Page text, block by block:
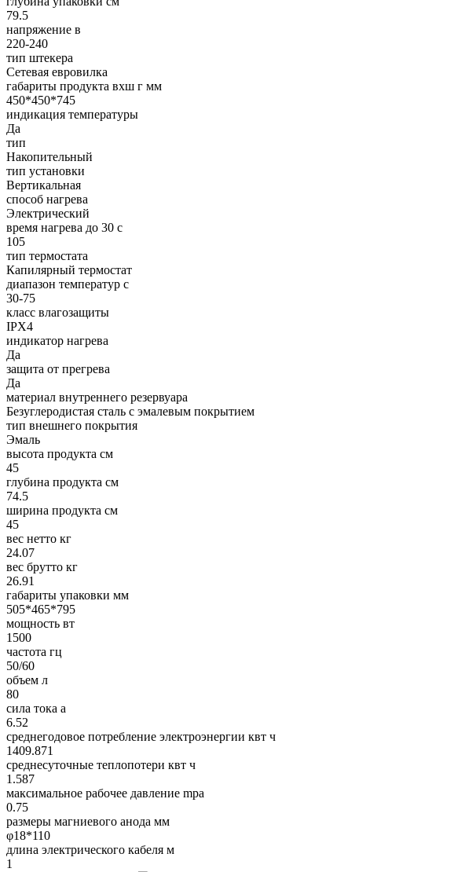
79.5
напряжение в
220-240
тип штекера
Сетевая евровилка
габариты продукта вхш г мм
450*450*745
индикация температуры
Да
тип
Накопительный
тип установки
Вертикальная
cпособ нагрева
Электрический
время нагрева до 30 с
105
тип термостата
Капилярный термостат
диапазон температур с
30-75
класс влагозащиты
IPX4
индикатор нагрева
Да
защита от прегрева
Да
материал внутреннего резервуара
Безуглеродистая сталь с эмалевым покрытием
тип внешнего покрытия
Эмаль
высота продукта см
45
глубина продукта см
74.5
ширина продукта см
45
вес нетто кг
24.07
вес брутто кг
26.91
габариты упаковки мм
505*465*795
мощность вт
1500
частота гц
50/60
объем л
80
сила тока a
6.52
среднегодовое потребление электроэнергии квт ч
1409.871
среднесуточные теплопотери квт ч
1.587
максимальное рабочее давление mpa
0.75
размеры магниевого анода мм
φ18*110
длина электрического кабеля м
1